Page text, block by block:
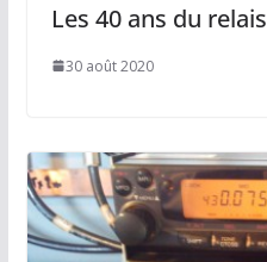
Les 40 ans du relais
30 août 2020